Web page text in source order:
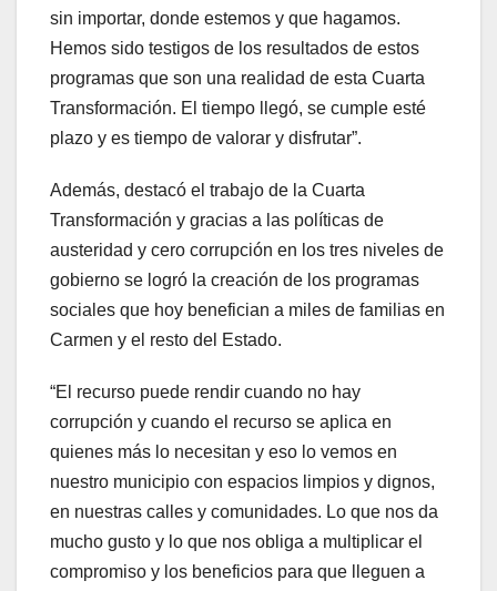
sin importar, donde estemos y que hagamos.
Hemos sido testigos de los resultados de estos
programas que son una realidad de esta Cuarta
Transformación. El tiempo llegó, se cumple esté
plazo y es tiempo de valorar y disfrutar”.
Además, destacó el trabajo de la Cuarta
Transformación y gracias a las políticas de
austeridad y cero corrupción en los tres niveles de
gobierno se logró la creación de los programas
sociales que hoy benefician a miles de familias en
Carmen y el resto del Estado.
“El recurso puede rendir cuando no hay
corrupción y cuando el recurso se aplica en
quienes más lo necesitan y eso lo vemos en
nuestro municipio con espacios limpios y dignos,
en nuestras calles y comunidades. Lo que nos da
mucho gusto y lo que nos obliga a multiplicar el
compromiso y los beneficios para que lleguen a